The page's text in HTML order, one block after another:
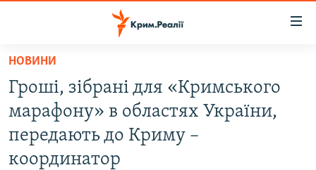
Перейти
основного
матеріалу
Перейти
до
основної
ВОДА.КРИМ
ВІДЕО ТА ФОТО
НОВИНИ
Гроші, зібрані для «Кримського
марафону» в областях України,
передають до Криму –
координатор